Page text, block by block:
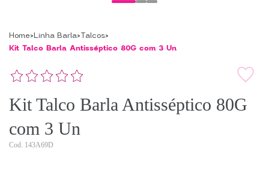
Home Linha Barla Talcos
Kit Talco Barla Antisséptico 80G com 3 Un
Kit Talco Barla Antisséptico 80G
com 3 Un
143A69D